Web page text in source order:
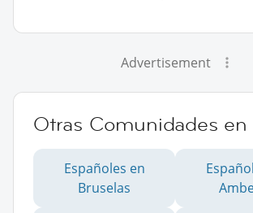
Advertisement
Otras Comunidades en
Españoles en
Bruselas